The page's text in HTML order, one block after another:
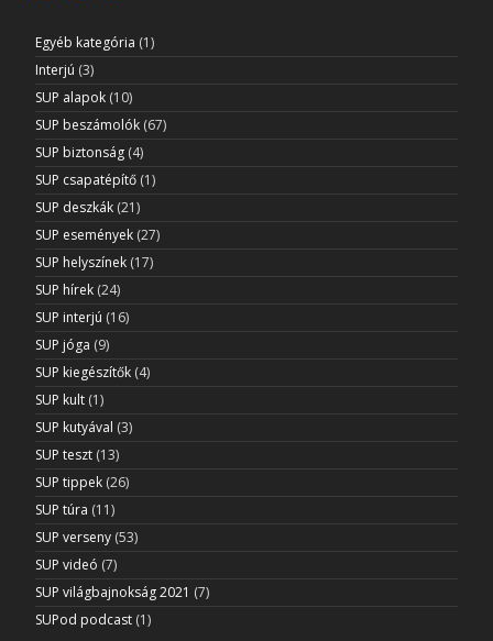
Egyéb kategória (1)
Interjú (3)
SUP alapok (10)
SUP beszámolók (67)
SUP biztonság (4)
SUP csapatépítő (1)
SUP deszkák (21)
SUP események (27)
SUP helyszínek (17)
SUP hírek (24)
SUP interjú (16)
SUP jóga (9)
SUP kiegészítők (4)
SUP kult (1)
SUP kutyával (3)
SUP teszt (13)
SUP tippek (26)
SUP túra (11)
SUP verseny (53)
SUP videó (7)
SUP világbajnokság 2021 (7)
SUPod podcast (1)